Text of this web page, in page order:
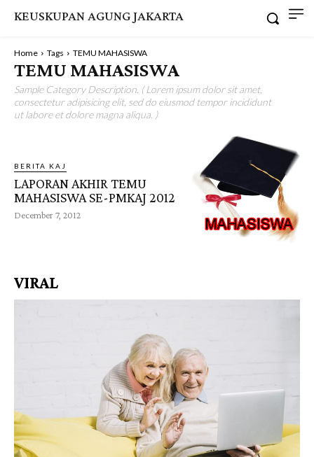
KEUSKUPAN AGUNG JAKARTA
Home Tags TEMU MAHASISWA
TEMU MAHASISWA
Sample Category Description. ( Lorem ipsum dolor sit amet,
consectetur adipisicing elit, sed do eiusmod tempor incididunt
ut labore et dolore magna aliqua. )
BERITA KAJ
LAPORAN AKHIR TEMU
MAHASISWA SE-PMKAJ 2012
December 7, 2012
VIRAL